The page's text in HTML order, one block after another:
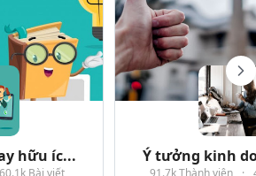
hữu íc...
60.1k Bài viết
Ý tưởng kinh
91.7k Thành viên ·